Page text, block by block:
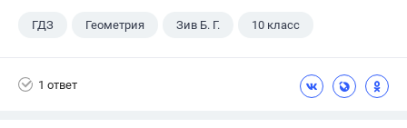
ГДЗ Геометрия Зив Б. Г. 10 класс
1 ответ